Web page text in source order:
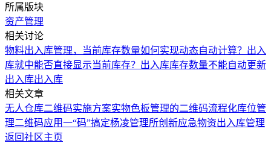
所属版块
资产管理
相关讨论
物料出入库管理，当前库存数量如何实现动态自动计算？ 出入
库就中能否直接显示当前库存？ 出入库库存数量不能自动更新
出入库出入库
相关文章
无人仓库二维码实施方案实物色板管理的二维码流程化库位管
理二维码应用一“码”搞定杨凌管理所创新应急物资出入库管理
返回社区主页